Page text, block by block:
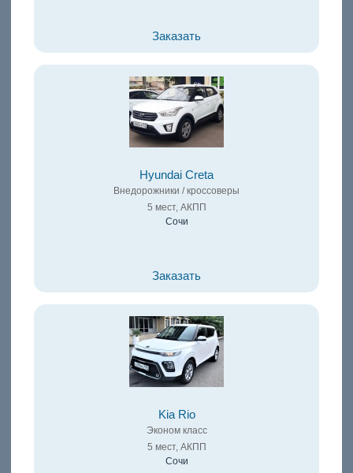
Заказать
Hyundai Creta
Внедорожники / кроссоверы
5 мест, АКПП
Сочи
Заказать
Kia Rio
Эконом класс
5 мест, АКПП
Сочи